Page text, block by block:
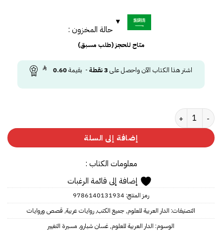
حالة المخزون :
متاح للحجز (طلب مسبق)
اشتر هذا الكتاب الآن واحصل على 3نقطة- بقيمة0.60
كمية مسيرة التغيير‎
إضافة إلى السلة
معلومات الكتاب :
إضافة إلى قائمة الرغبات
رمز المنتج: 9786140131934
التصنيفات: الدار العربية للعلوم,جميع الكتب,روايات عربية, قصص وروايات
الوسوم: الدار العربية للعلوم,غسان شبارو, مسيرة التغيير